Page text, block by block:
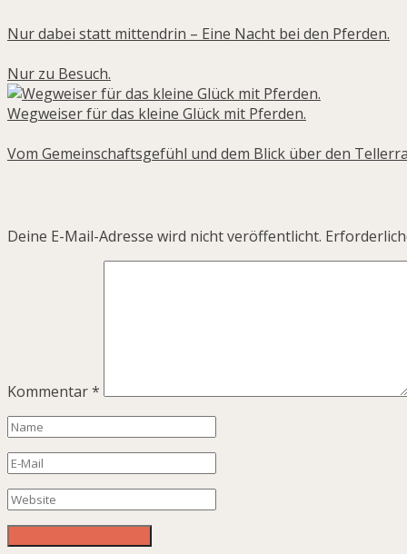
Nur dabei statt mittendrin – Eine Nacht bei den Pferden.
Nur zu Besuch.
Wegweiser für das kleine Glück mit Pferden.
Vom Gemeinschaftsgefühl und dem Blick über den
Deine E-Mail-Adresse wird nicht veröffentlicht.
Kommentar*